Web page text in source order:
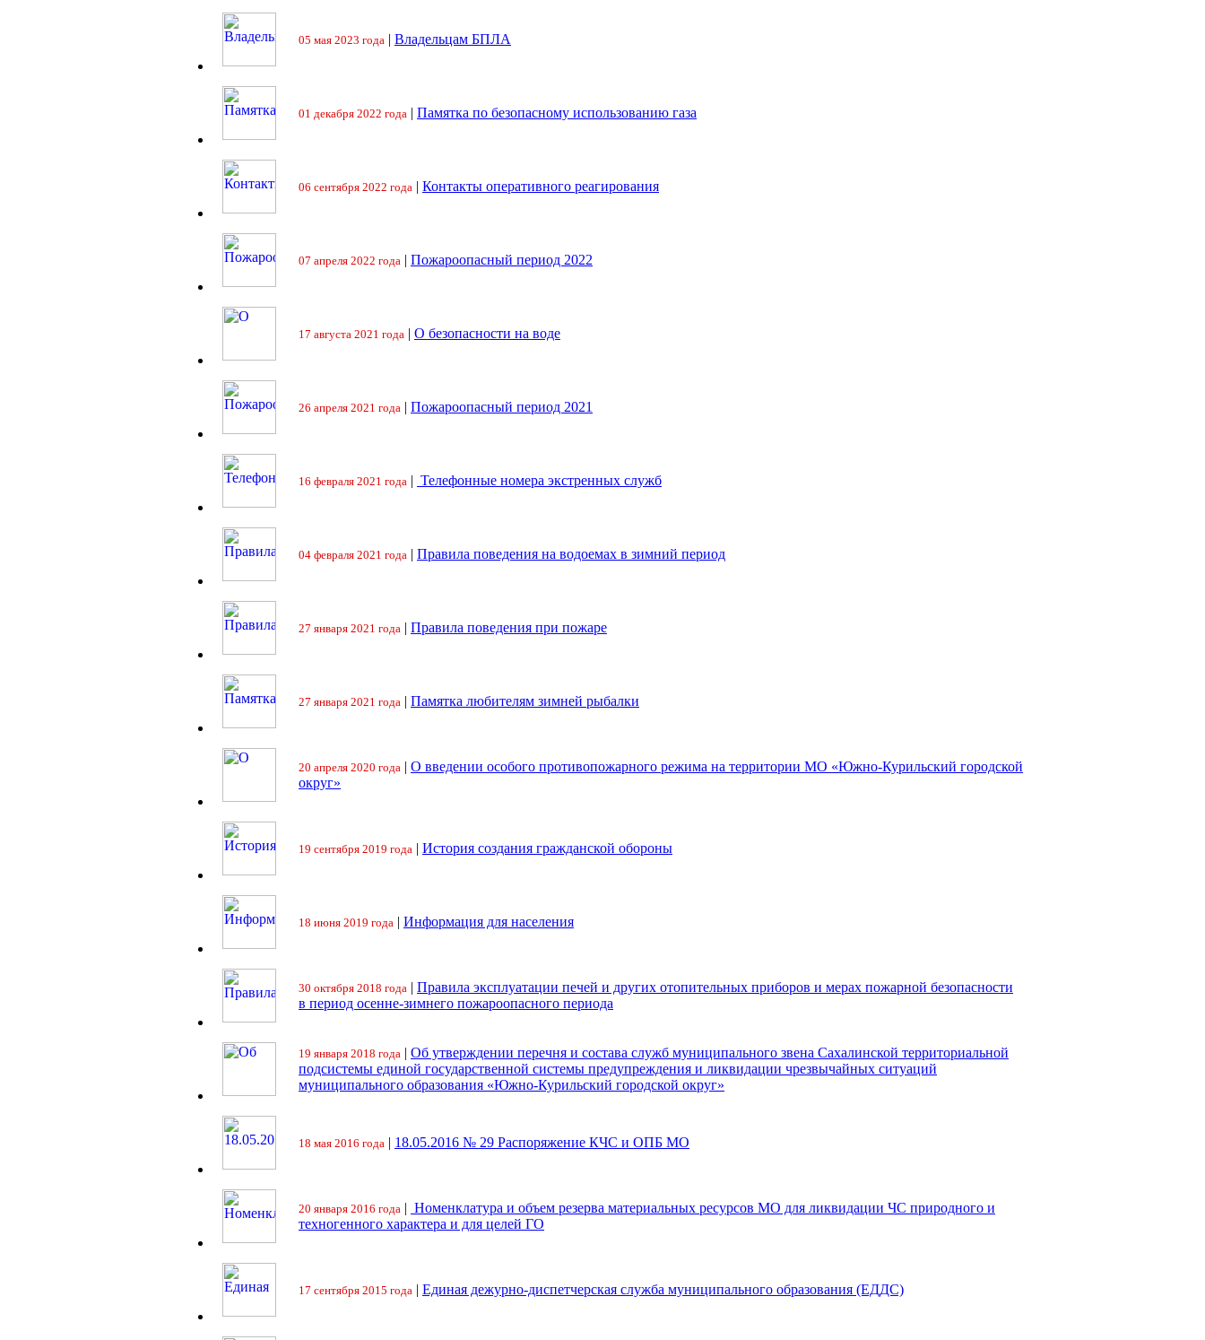
05 мая 2023 года | Владельцам БПЛА
01 декабря 2022 года | Памятка по безопасному использованию газа
06 сентября 2022 года | Контакты оперативного реагирования
07 апреля 2022 года | Пожароопасный период 2022
17 августа 2021 года | О безопасности на воде
26 апреля 2021 года | Пожароопасный период 2021
16 февраля 2021 года | Телефонные номера экстренных служб
04 февраля 2021 года | Правила поведения на водоемах в зимний период
27 января 2021 года | Правила поведения при пожаре
27 января 2021 года | Памятка любителям зимней рыбалки
20 апреля 2020 года | О введении особого противопожарного режима на территории МО «Южно-Курильский городской
округ»
19 сентября 2019 года | История создания гражданской обороны
18 июня 2019 года | Информация для населения
30 октября 2018 года | Правила эксплуатации печей и других отопительных приборов и мерах пожарной безопасности
в период осенне-зимнего пожароопасного периода
19 января 2018 года | Об утверждении перечня и состава служб муниципального звена Сахалинской территориальной
подсистемы единой государственной системы предупреждения и ликвидации чрезвычайных ситуаций
муниципального образования «Южно-Курильский городской округ»
18 мая 2016 года | 18.05.2016 № 29 Распоряжение КЧС и ОПБ МО
20 января 2016 года | Номенклатура и объем резерва материальных ресурсов МО для ликвидации ЧС природного и
техногенного характера и для целей ГО
17 сентября 2015 года | Единая дежурно-диспетчерская служба муниципального образования (ЕДДС)